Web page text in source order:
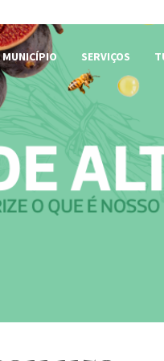
MUNICÍPIO
SERVIÇOS